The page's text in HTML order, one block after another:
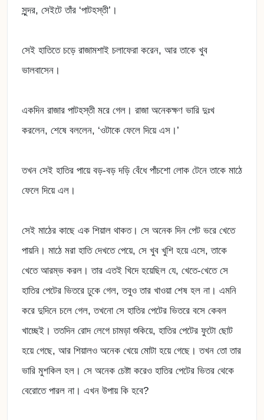
সুন্দর, সেইটে তাঁর ‘পাটহস্তী’।
সেই হাতিতে চড়ে রাজামশাই চলাফেরা করেন, আর তাকে খুব
ভালবাসেন।
একদিন রাজার পাটহস্তী মরে গেল। রাজা অনেকক্ষণ ভারি দুঃখ
করলেন, শেষে বললেন, ‘ওটাকে ফেলে দিয়ে এস।’
তখন সেই হাতির পায়ে বড়-বড় দড়ি বেঁধে পাঁচশো লোক টেনে তাকে মাঠে
ফেলে দিয়ে এল।
সেই মাঠের কাছে এক শিয়াল থাকত। সে অনেক দিন পেট ভরে খেতে
পায়নি। মাঠে মরা হাতি দেখতে পেয়ে, সে খুব খুশি হয়ে এসে, তাকে
খেতে আরম্ভ করল। তার এতই খিদে হয়েছিল যে, খেতে-খেতে সে
হাতির পেটের ভিতরে ঢুকে গেল, তবুও তার খাওয়া শেষ হল না। এমনি
করে দুদিনে চলে গেল, তখনো সে হাতির পেটের ভিতরে বসে কেবল
খাচ্ছেই। ততদিন রোদ লেগে চামড়া শুকিয়ে, হাতির পেটের ফুটো ছোট
হয়ে গেছে, আর শিয়ালও অনেক খেয়ে মোটা হয়ে গেছে। তখন তো তার
ভারি মুশকিল হল। সে অনেক চেষ্টা করেও হাতির পেটের ভিতর থেকে
বেরোতে পারল না। এখন উপায় কি হবে?